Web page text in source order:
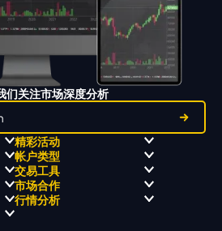
们关注市场深度分析
精彩活动
职业高尔夫 x 飘移队
全球高尔夫锦标赛
帐户类型
ECN 账户
STP 账户
账户比较
交易工具
市场合作
行情分析